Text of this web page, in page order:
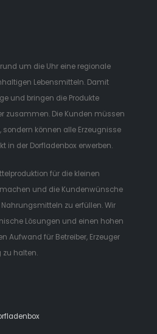
um die Uhr eine regionale
Lebensmitteln. Damit
und bringen die Produkte
zusammen. Die Kunden müssen
sondern können alle Erzeugnisse
in der Dorfladenbox erwerben.
für die kleinen
und die Kundenwünsche
zu erfüllen. Wir
Lösungen und einen hohen
Aufwand für Betreiber, Erzeuger
zu halten.